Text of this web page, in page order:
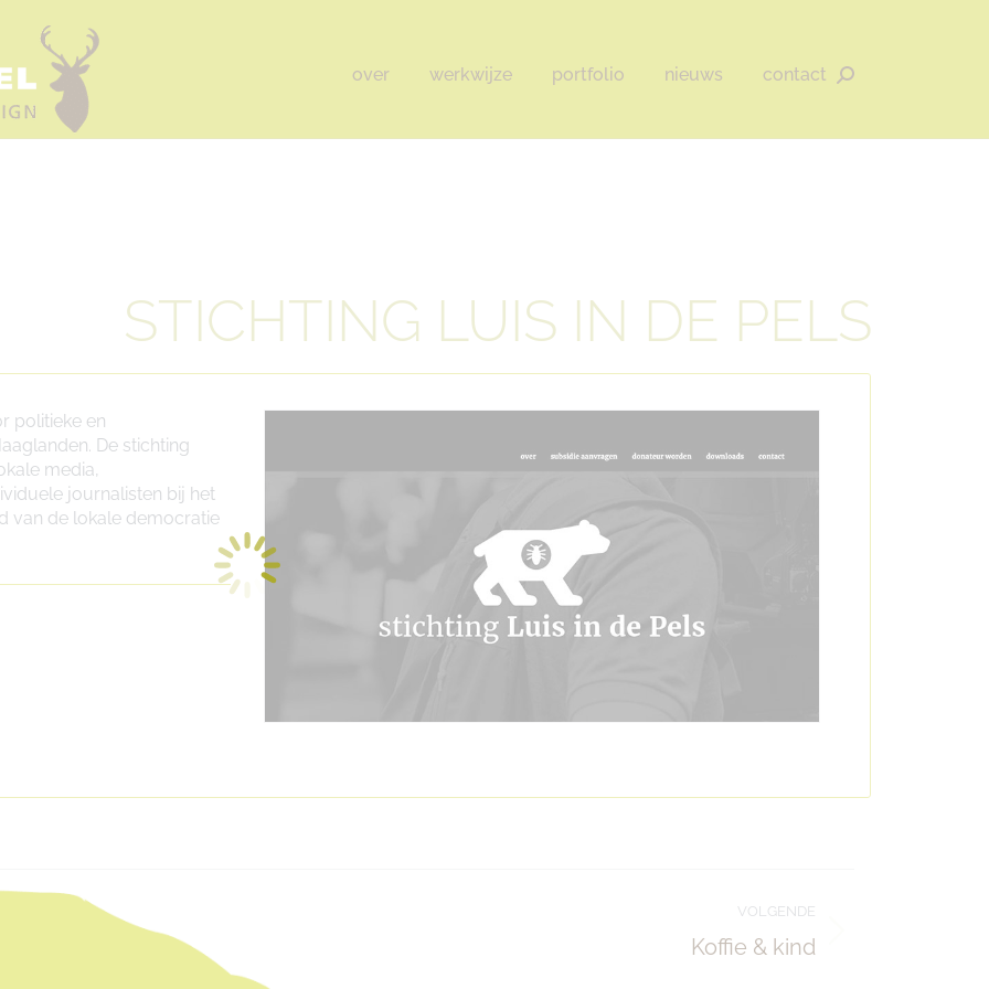
over werkwijze portfolio nieuws contact Zoeken:
STICHTING LUIS IN DE PELS
politieke en
De stichting
media,
journalisten bij het
van de lokale democratie
VOLGENDE
Koffie & kind